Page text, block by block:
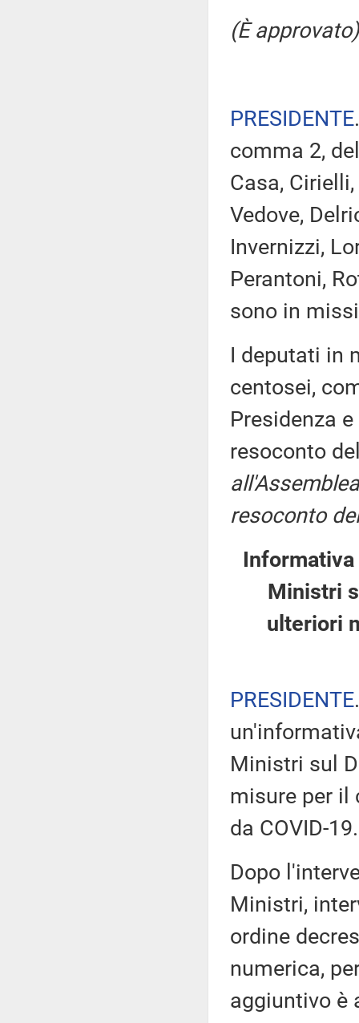
(È approvato)
PRESIDENTE
comma 2,
Casa,
Vedove,
Invernizzi,
Perantoni,
sono in
I deputati in
centosei,
Presidenza
resoconto
resoconto
Ministri
ulteriori
PRESIDENTE
Ministri sul
misure per il
da COVID-19.
Dopo
Ministri,
ordine
numerica,
aggiuntivo è